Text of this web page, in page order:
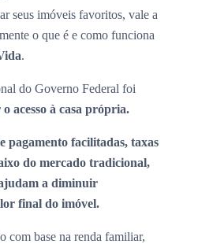
seus imóveis favoritos, vale a
o que é e como funciona
.
do Governo Federal foi
acesso à casa própria.
pagamento facilitadas, taxas
do mercado tradicional,
a diminuir
final do imóvel.
com base na renda familiar,